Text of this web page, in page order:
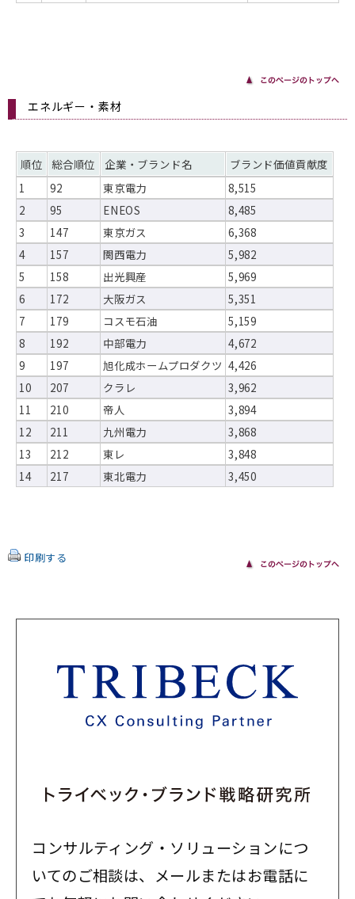
エネルギー・素材
順位 総合順位 企業・ブランド名
ブランド価値貢献度
1
92 東京電力
8,515
2
95 ENEOS
8,485
3
147 東京ガス
6,368
4
157 関西電力
5,982
5
158 出光興産
5,969
6
172 大阪ガス
5,351
7
179 コスモ石油
5,159
8
192 中部電力
4,672
9
197 旭化成ホームプロダクツ 4,426
10
207 クラレ
3,962
11
210 帝人
3,894
12
211 九州電力
3,868
13
212 東レ
3,848
14
217 東北電力 3,450
印刷する
コンサルティング・ソリューションにつ
いてのご相談は、メールまたはお電話に